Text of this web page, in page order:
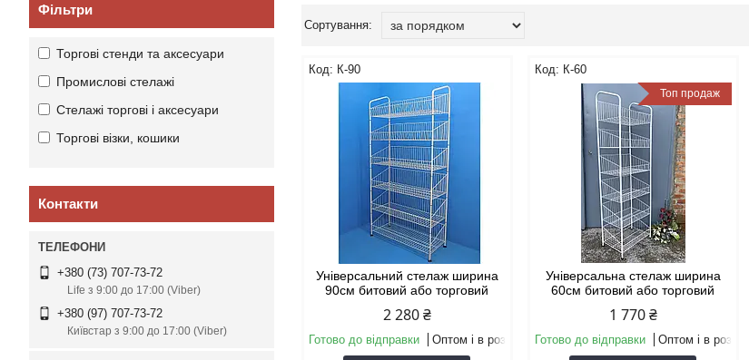
К-90
Універсальний стелаж ширина
90см битовий або торговий
2 280 ₴
Готово до відправки Оптом і в роздріб
К-60
Топ продаж
Універсальна стелаж ширина
60см битовий або торговий
1 770 ₴
Готово до відправки Оптом і в роздріб
Фільтри
Торгові стенди та аксесуари
Промислові стелажі
Стелажі торгові і аксесуари
Торгові візки, кошики
Контакти
+380 (73) 707-73-72
Life з 9:00 до 17:00 (Viber)
+380 (97) 707-73-72
Київстар з 9:00 до 17:00 (Viber)